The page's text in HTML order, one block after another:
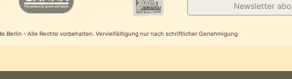
Newsletter
Berlin - Alle Rechte vorbehalten. Vervielfältigung nur nach schriftlicher Genehmigung